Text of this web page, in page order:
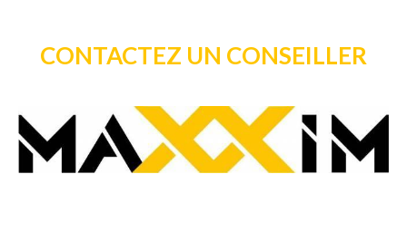
CONTACTEZ UN CONSEILLER